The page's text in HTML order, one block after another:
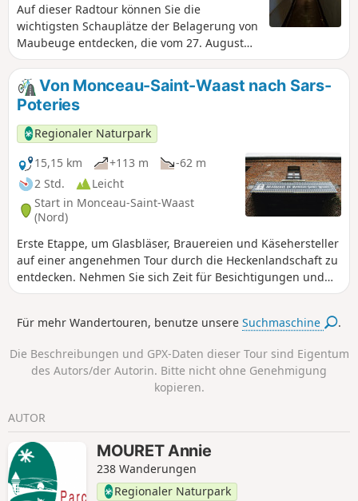
Auf dieser Radtour können Sie die
wichtigsten Schauplätze der Belagerung von
Maubeuge entdecken, die vom 27. August
bis zum 8. September 1914 stattfand. Zwar
hält diese Belagerung mehrere Tage lang
Zehntausende deutscher Soldaten fest, die
nicht an der Schlacht an der Marne
teilnehmen können, doch endet sie mit einer
schweren Niederlage für Frankreich, mit
mehr als 40.000 Gefangenen, was einem
Zehntel aller französischen Gefangenen des
gesamten Ersten Weltkriegs entspricht.
Von Monceau-Saint-Waast nach Sars-
Poteries
Regionaler Naturpark
15,15 km
+113 m
-62 m
2 Std.
Leicht
Start in Monceau-Saint-Waast
(Nord)
Erste Etappe, um Glasbläser, Brauereien und Käsehersteller
auf einer angenehmen Tour durch die Heckenlandschaft zu
entdecken. Nehmen Sie sich Zeit für Besichtigungen und
planen Sie einen zweitägigen Aufenthalt ein.
Für mehr Wandertouren, benutze unsereSuchmaschine .
Die Beschreibungen und GPX-Daten dieser Tour sind Eigentum
des Autors/der Autorin. Bitte nicht ohne Genehmigung
kopieren.
AUTOR
MOURET Annie
238 Wanderungen
Regionaler Naturpark